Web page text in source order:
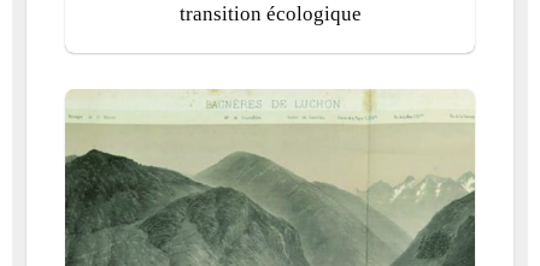
transition écologique